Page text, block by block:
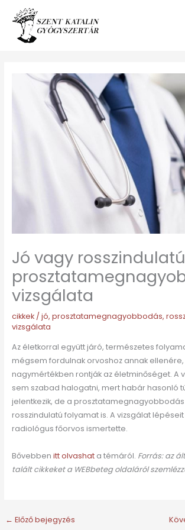
tartalomhoz
Jó vagy
vizsgálata
cikkek/ jó, prosztatamegnagyobbodás,
vizsgálata
Az életkorral együtt járó, természetes
mégsem fordulnak orvoshoz annak
nagymértékben rontják az életminőséget. A
sem szabad halogatni, mert habár hasonló
jelentkezik, de a
rosszindulatú folyamat is. A vizsgálat
radiológus főorvos ismertette.
Bővebben itt olvashat a témáról. Forrás: az
talált cikkeket a WEBbeteg oldaláról
← Előző bejegyzés